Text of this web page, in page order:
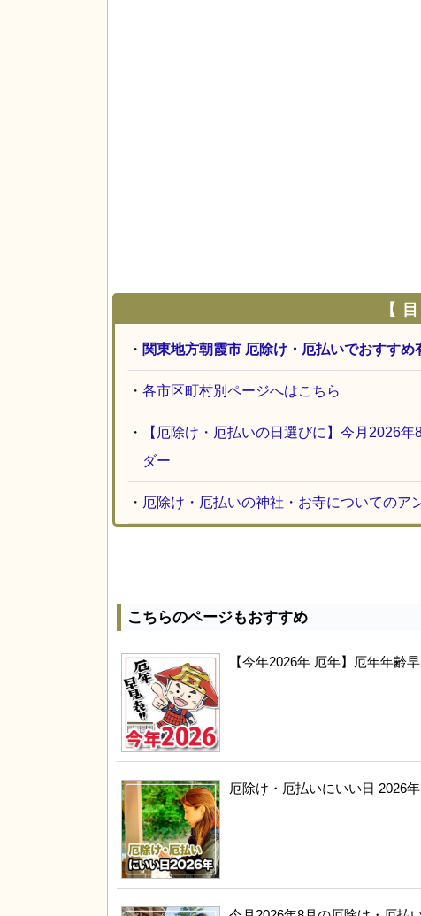
【
・ 関東地方朝霞市 厄除け・厄払いでおすすめ
・ 各市区町村別ページへはこちら
・
【厄除け・厄払いの日選びに】今月2026
ダー
・ 厄除け・厄払いの神社・お寺についてのア
こちらのページもおすすめ
【今年2026年 厄年】厄年年齢
厄除け・厄払いにいい日 2026年